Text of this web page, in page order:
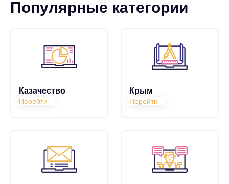
Популярные категории
Казачество
Перейти
Крым
Перейти